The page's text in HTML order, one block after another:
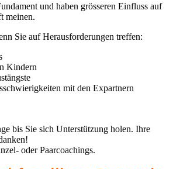
und haben grösseren Einfluss auf
meinen.
Sie auf Herausforderungen treffen:
Kindern
mit den Expartnern
bis Sie sich Unterstützung holen. Ihre
oder Paarcoachings.